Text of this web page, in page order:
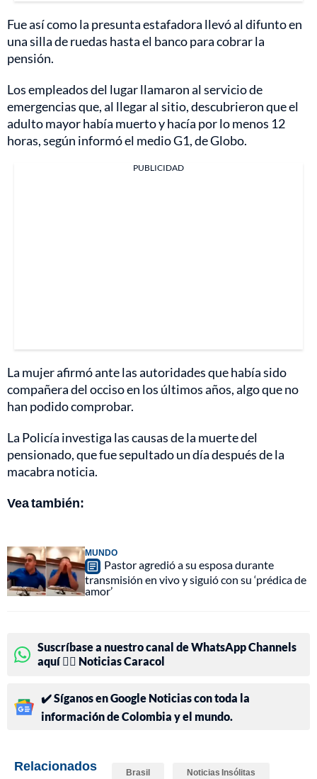
Fue así como la presunta estafadora llevó al difunto en
una silla de ruedas hasta el banco para cobrar la
pensión.
Los empleados del lugar llamaron al servicio de
emergencias que, al llegar al sitio, descubrieron que el
adulto mayor había muerto y hacía por lo menos 12
horas, según informó el medio G1, de Globo.
PUBLICIDAD
La mujer afirmó ante las autoridades que había sido
compañera del occiso en los últimos años, algo que no
han podido comprobar.
La Policía investiga las causas de la muerte del
pensionado, que fue sepultado un día después de la
macabra noticia.
Vea también:
MUNDO
Pastor agredió a su esposa durante
transmisión en vivo y siguió con su ‘prédica de
amor’
Suscríbase a nuestro canal de WhatsApp Channels
aquí 👉🏻 Noticias Caracol
✔️ Síganos en Google Noticias con toda la
información de Colombia y el mundo.
Relacionados Brasil Noticias Insólitas